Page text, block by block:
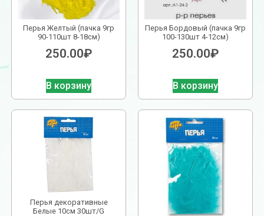
Перья Желтый (пачка 9гр
90-110шт 8-18см)
250.00₽
В корзину
Перья Бордовый (пачка 9гр
100-130шт 4-12см)
250.00₽
В корзину
Перья декоративные
Белые 10см 30шт/G